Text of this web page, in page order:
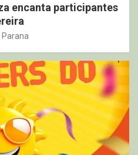
encanta participantes
Parana